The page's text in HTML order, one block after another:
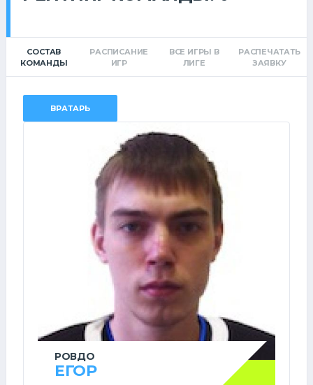
СОСТАВ
КОМАНДЫ
РАСПИСАНИЕ
ИГР
ВСЕ ИГРЫ В
ЛИГЕ
РАСПЕЧАТАТЬ
ЗАЯВКУ
ВРАТАРЬ
РОВДО
ЕГОР